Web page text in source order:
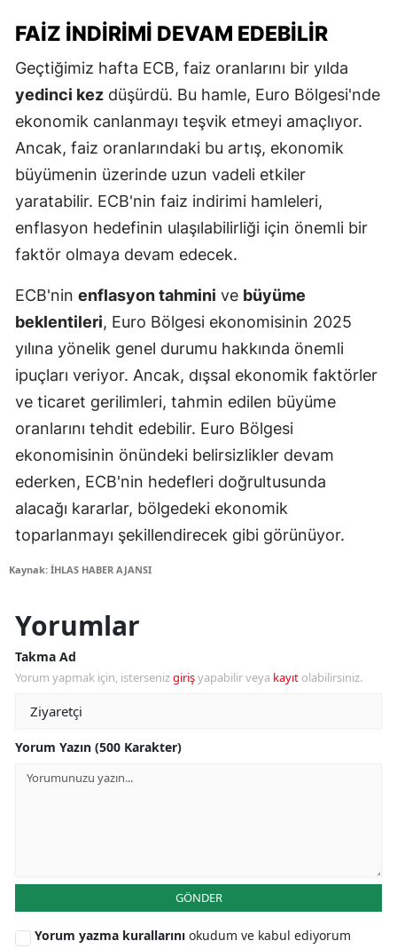
FAIZ İNDIRIMI DEVAM EDEBILIR
Geçtiğimiz hafta ECB, faiz oranlarını bir yılda
yedinci kez düşürdü. Bu hamle, Euro Bölgesi'nde
ekonomik canlanmayı teşvik etmeyi amaçlıyor.
Ancak, faiz oranlarındaki bu artış, ekonomik
büyümenin üzerinde uzun vadeli etkiler
yaratabilir. ECB'nin faiz indirimi hamleleri,
enflasyon hedefinin ulaşılabilirliği için önemli bir
faktör olmaya devam edecek.
ECB'nin enflasyon tahmini ve büyüme
beklentileri, Euro Bölgesi ekonomisinin 2025
yılına yönelik genel durumu hakkında önemli
ipuçları veriyor. Ancak, dışsal ekonomik faktörler
ve ticaret gerilimleri, tahmin edilen büyüme
oranlarını tehdit edebilir. Euro Bölgesi
ekonomisinin önündeki belirsizlikler devam
ederken, ECB'nin hedefleri doğrultusunda
alacağı kararlar, bölgedeki ekonomik
toparlanmayı şekillendirecek gibi görünüyor.
Kaynak: İHLAS HABER AJANSI
Yorumlar
Takma Ad
Yorum yapmak için, istersenizgirişyapabilir veya kayıt olabilirsiniz.
Yorum Yazın (500 Karakter)
GÖNDER
Yorum yazma kurallarını okudum ve kabul ediyorum